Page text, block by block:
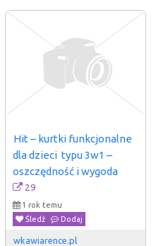
Hit – kurtki funkcjonalne
dla dzieci  typu 3w1 –
oszczędność i wygoda
29
1 rok temu
Śledź
Dodaj
wkawiarence.pl